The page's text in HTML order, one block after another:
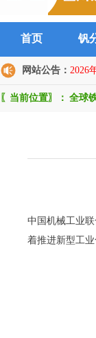
首页 钒
网站公告： 2026
〖当前位置〗： 全球
中国机械工业
着推进新型工业